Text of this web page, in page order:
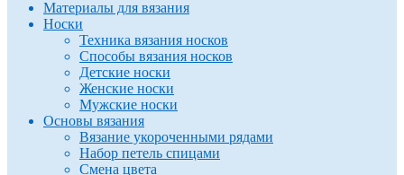
Материалы для вязания
Носки
Техника вязания носков
Способы вязания носков
Детские носки
Женские носки
Мужские носки
Основы вязания
Вязание укороченными рядами
Набор петель спицами
Смена цвета